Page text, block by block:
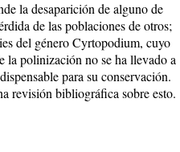
la desaparición de alguno de
de las poblaciones de otros;
del género Cyrtopodium, cuyo
la polinización no se ha llevado a
para su conservación.
revisión bibliográfica sobre esto.